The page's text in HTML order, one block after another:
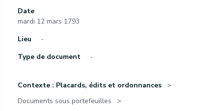
Date
mardi 12 mars 1793
Lieu
-
Type de document
-
Contexte : Placards, édits et ordonnances
Documents sous portefeuilles